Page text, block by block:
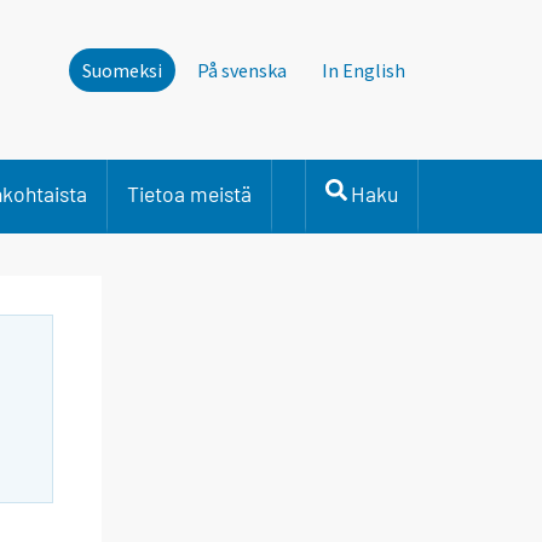
Suomeksi På svenska In English
Tietoa meistä Haku